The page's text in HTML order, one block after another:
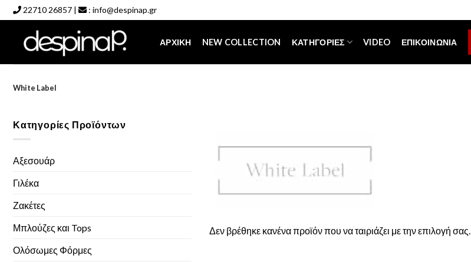
to
content
22710 26857 | : info@despinap.gr
ΑΡΧΙΚΉ NEW COLLECTION ΚΑΤΗΓΟΡΊΕΣ VIDEO ΕΠΙΚΟΙΝΩΝΊΑ
White Label
Κατηγορίες Προϊόντων
Αξεσουάρ
Γιλέκα
Ζακέτες
Μπλούζες και Tops
Ολόσωμες Φόρμες
Δεν βρέθηκε κανένα προϊόν που να ταιριάζει με την επιλογή σας.